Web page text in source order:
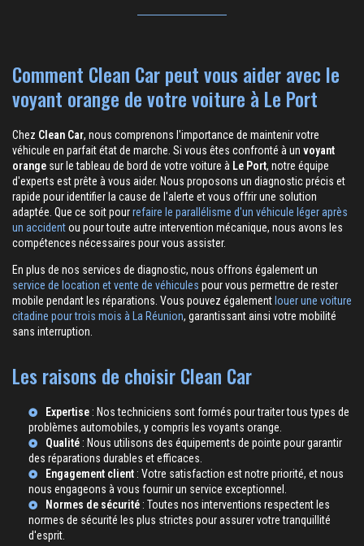
Comment Clean Car peut vous aider avec le
voyant orange de votre voiture à Le Port
Chez Clean Car, nous comprenons l'importance de maintenir votre
véhicule en parfait état de marche. Si vous êtes confronté à un voyant
orange sur le tableau de bord de votre voiture à Le Port, notre équipe
d'experts est prête à vous aider. Nous proposons un diagnostic précis et
rapide pour identifier la cause de l'alerte et vous offrir une solution
adaptée. Que ce soit pourrefaire le parallélisme d'un véhicule léger après
un accidentou pour toute autre intervention mécanique, nous avons les
compétences nécessaires pour vous assister.
En plus de nos services de diagnostic, nous offrons également un
service de location et vente de véhicules pour vous permettre de rester
mobile pendant les réparations. Vous pouvez également louer une voiture
citadine pour trois mois à La Réunion, garantissant ainsi votre mobilité
sans interruption.
Les raisons de choisir Clean Car
Expertise : Nos techniciens sont formés pour traiter tous types de
problèmes automobiles, y compris les voyants orange.
Qualité : Nous utilisons des équipements de pointe pour garantir
des réparations durables et efficaces.
Engagement client : Votre satisfaction est notre priorité, et nous
nous engageons à vous fournir un service exceptionnel.
Normes de sécurité : Toutes nos interventions respectent les
normes de sécurité les plus strictes pour assurer votre tranquillité
d'esprit.